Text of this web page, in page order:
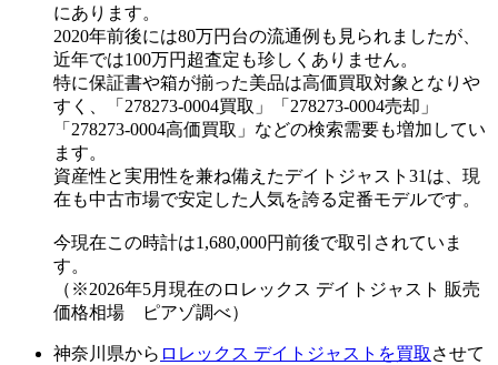
にあります。
2020年前後には80万円台の流通例も見られましたが、
近年では100万円超査定も珍しくありません。
特に保証書や箱が揃った美品は高価買取対象となりや
すく、「278273-0004買取」「278273-0004売却」
「278273-0004高価買取」などの検索需要も増加してい
ます。
資産性と実用性を兼ね備えたデイトジャスト31は、現
在も中古市場で安定した人気を誇る定番モデルです。
今現在この時計は1,680,000円前後で取引されていま
す。
（※2026年5月現在のロレックス デイトジャスト 販売
価格相場 ピアゾ調べ）
神奈川県から ロレックス デイトジャストを買取 させて